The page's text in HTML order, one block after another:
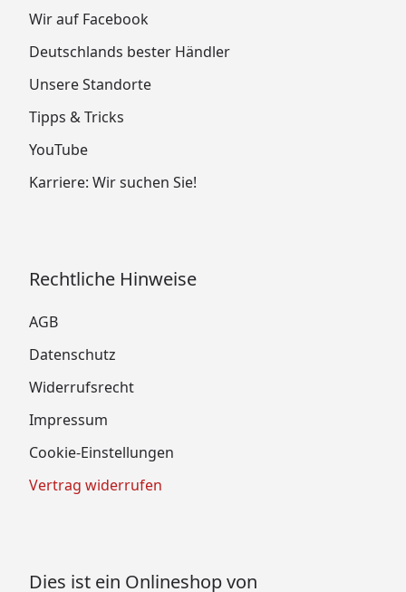
Wir auf Facebook
Deutschlands bester Händler
Unsere Standorte
Tipps & Tricks
YouTube
Karriere: Wir suchen Sie!
Rechtliche Hinweise
AGB
Datenschutz
Widerrufsrecht
Impressum
Cookie-Einstellungen
Vertrag widerrufen
Dies ist ein Onlineshop von